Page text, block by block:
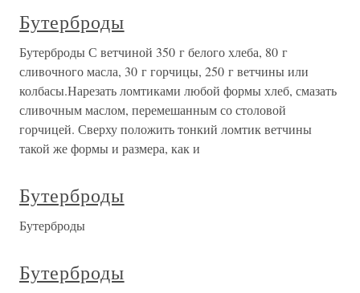
Бутерброды
Бутерброды С ветчиной 350 г белого хлеба, 80 г
сливочного масла, 30 г горчицы, 250 г ветчины или
колбасы.Нарезать ломтиками любой формы хлеб, смазать
сливочным маслом, перемешанным со столовой
горчицей. Сверху положить тонкий ломтик ветчины
такой же формы и размера, как и
Бутерброды
Бутерброды
Бутерброды